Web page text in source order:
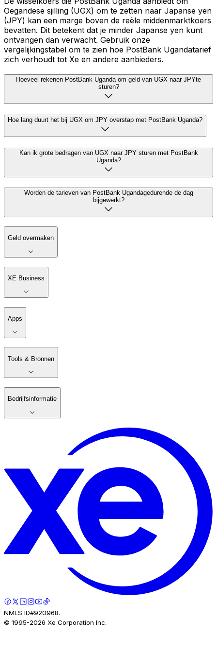
Oegandese sjilling (UGX) om te zetten naar Japanse yen
(JPY) kan een marge boven de reële middenmarktkoers
bevatten. Dit betekent dat je minder Japanse yen kunt
ontvangen dan verwacht. Gebruik onze
vergelijkingstabel om te zien hoe PostBank Ugandatarief
zich verhoudt tot Xe en andere aanbieders.
Hoeveel rekenen PostBank Uganda om geld van UGX naar JPYte
sturen?
Hoe lang duurt het bij UGX om JPY overstap met PostBank Uganda?
Kan ik grote bedragen van UGX naar JPY sturen met PostBank
Uganda?
Worden de tarieven van PostBank Ugandagedurende de dag
bijgewerkt?
Geld overmaken
XE Business
Apps
Tools & Bronnen
Bedrijfsinformatie
NMLS ID#920968.
© 1995-2026 Xe Corporation Inc.